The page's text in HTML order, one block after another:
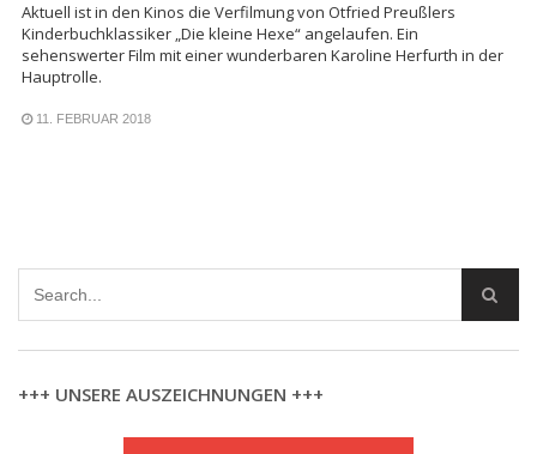
Aktuell ist in den Kinos die Verfilmung von Otfried Preußlers
Kinderbuchklassiker „Die kleine Hexe“ angelaufen. Ein
sehenswerter Film mit einer wunderbaren Karoline Herfurth in der
Hauptrolle.
11. FEBRUAR 2018
+++ UNSERE AUSZEICHNUNGEN +++